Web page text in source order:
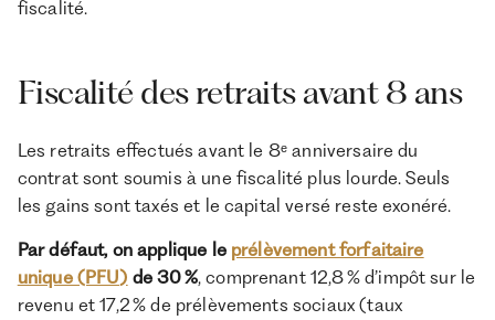
fiscalité.
Fiscalité des retraits avant 8 ans
Les retraits effectués avant le 8ᵉ anniversaire du
contrat sont soumis à une fiscalité plus lourde. Seuls
les gains sont taxés et le capital versé reste exonéré.
Par défaut, on applique le prélèvement forfaitaire
unique (PFU) de 30 %, comprenant 12,8 % d’impôt sur le
revenu et 17,2 % de prélèvements sociaux (taux